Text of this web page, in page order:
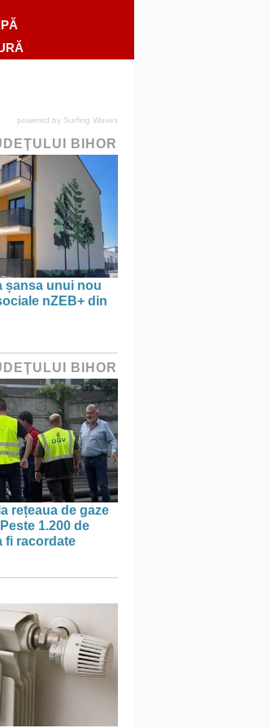
powered by Surfing Waves
BIHOR
șansa unui nou
nZEB+ din
BIHOR
rețeaua de gaze
1.200 de
fi racordate